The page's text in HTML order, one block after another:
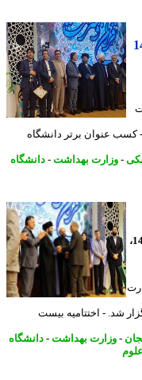
عنوان برتر دانشگاه
وزارت بهداشت -دانشگاه
- اختتامیه بیست
وزارت بهداشت -دانشگاه